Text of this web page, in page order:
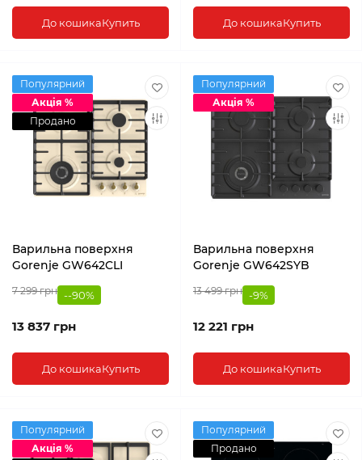
До кошикаКупить До кошикаКупить
Популярний
Акція %
Продано
Варильна поверхня
Gorenje GW642CLI
7 299 грн --90%
13 837 грн
До кошикаКупить
Популярний
Акція %
Варильна поверхня
Gorenje GW642SYB
13 499 грн -9%
12 221 грн
До кошикаКупить
Популярний
Акція %
Популярний
Продано